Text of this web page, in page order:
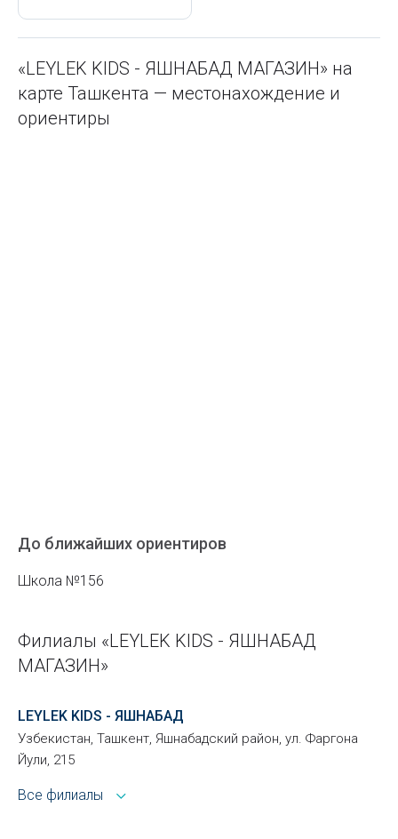
«LEYLEK KIDS - ЯШНАБАД МАГАЗИН» на
карте Ташкента — местонахождение и
ориентиры
До ближайших ориентиров
Школа №156
Филиалы «LEYLEK KIDS - ЯШНАБАД
МАГАЗИН»
LEYLEK KIDS - ЯШНАБАД
Узбекистан, Ташкент, Яшнабадский район, ул. Фаргона
Йули, 215
Все филиалы